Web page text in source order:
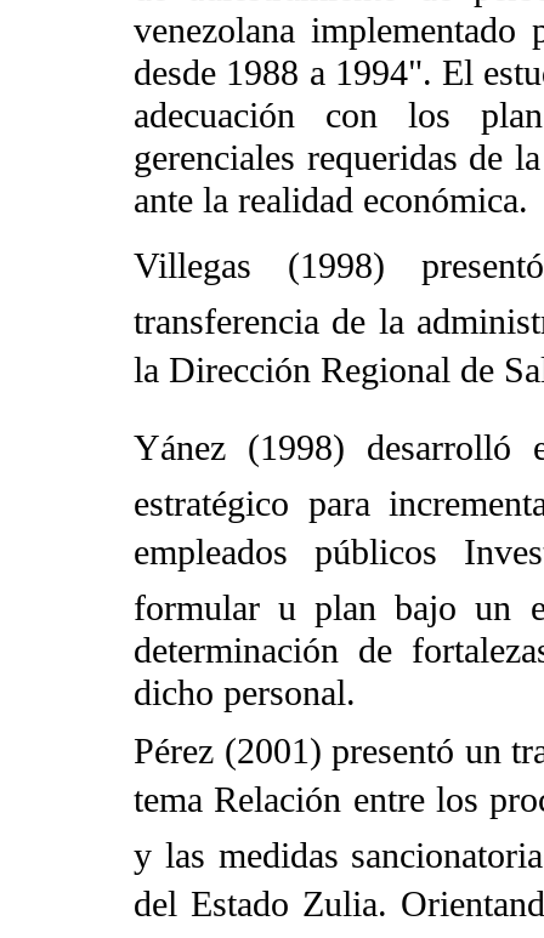
venezolana
desde 1988 a 1994". El
adecuación con los
gerenciales requeridas de
ante la realidad económica.
Villegas (1998)
transferencia de la
la Dirección Regional de
Yánez (1998) desarrolló
estratégico para
empleados públicos
formular u plan bajo un
determinación de
dicho personal.
Pérez (2001) presentó un
tema Relación entre los
y las medidas
del Estado Zulia.